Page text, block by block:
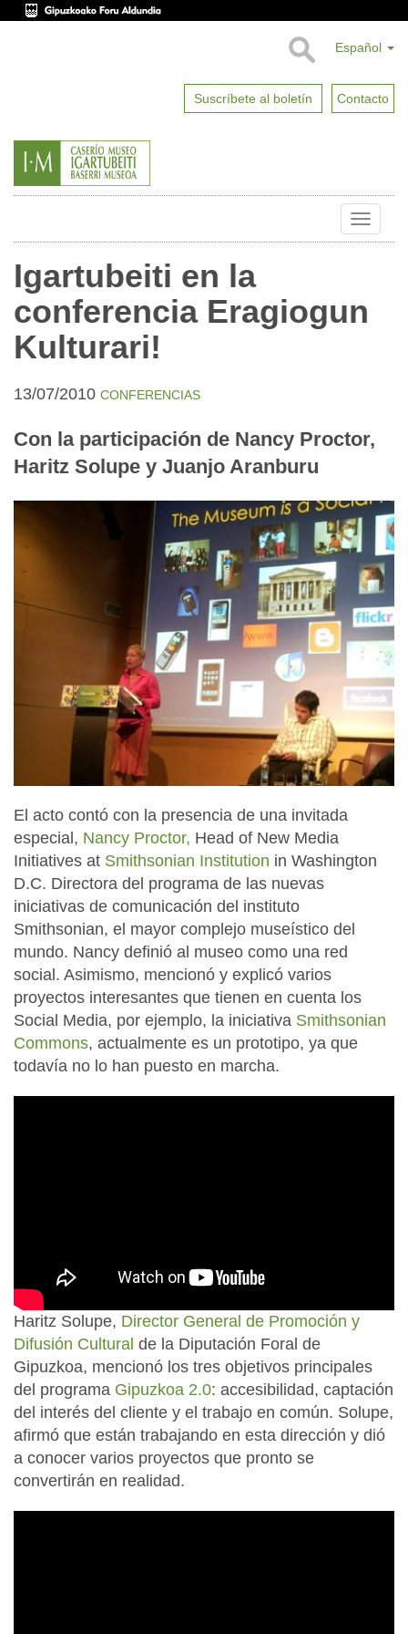
Español
Suscríbete al boletín Contacto
Toggle
Igartubeiti en la
conferencia Eragiogun
Kulturari!
13/07/2010 CONFERENCIAS
Con la participación de Nancy Proctor,
Haritz Solupe y Juanjo Aranburu
El acto contó con la presencia de una invitada
especial, Nancy Proctor, Head of New Media
Initiatives at Smithsonian Institution in Washington
D.C. Directora del programa de las nuevas
iniciativas de comunicación del instituto
Smithsonian, el mayor complejo museístico del
mundo. Nancy definió al museo como una red
social. Asimismo, mencionó y explicó varios
proyectos interesantes que tienen en cuenta los
Social Media, por ejemplo, la iniciativa Smithsonian
Commons, actualmente es un prototipo, ya que
todavía no lo han puesto en marcha.
Haritz Solupe, Director General de Promoción y
Difusión Cultural de la Diputación Foral de
Gipuzkoa, mencionó los tres objetivos principales
del programa Gipuzkoa 2.0: accesibilidad, captación
del interés del cliente y el trabajo en común. Solupe,
afirmó que están trabajando en esta dirección y dió
a conocer varios proyectos que pronto se
convertirán en realidad.